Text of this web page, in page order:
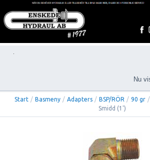
Nu
Start / Basmeny / Adapters / BSP/RÖR / 90 gr /
Smidd (1')